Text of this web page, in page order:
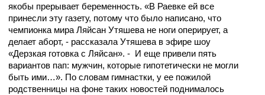
якобы прерывает беременность. «В Раевке ей все
принесли эту газету, потому что было написано, что
чемпионка мира Ляйсан Утяшева не ноги оперирует, а
делает аборт, - рассказала Утяшева в эфире шоу
«Дерзкая готовка с Ляйсан». - И еще привели пять
вариантов пап: мужчин, которые гипотетически не могли
быть ими…». По словам гимнастки, у ее пожилой
родственницы на фоне таких новостей поднималось